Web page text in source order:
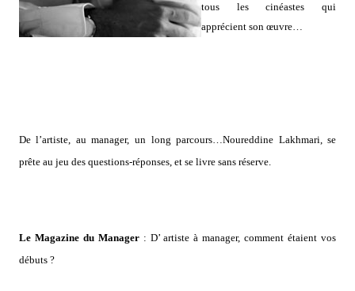
tous les cinéastes qui
apprécient son œuvre…
De l’artiste, au manager, un long parcours…Noureddine Lakhmari, se
prête au jeu des questions-réponses, et se livre sans réserve.
Le Magazine du Manager : D’ artiste à manager, comment étaient vos
débuts ?